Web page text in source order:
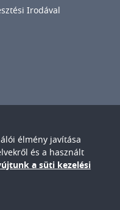
élmény javítása
és a használt
a süti kezelési
Irodával
Aladár Egyetemi Oktató